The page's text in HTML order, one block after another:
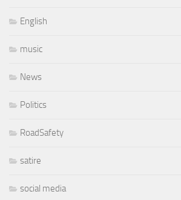
English
music
News
Politics
RoadSafety
satire
social media